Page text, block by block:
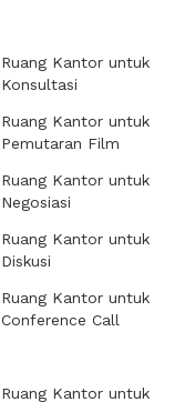
Ruang Kantor untuk
Konsultasi
Ruang Kantor untuk
Pemutaran Film
Ruang Kantor untuk
Negosiasi
Ruang Kantor untuk
Diskusi
Ruang Kantor untuk
Conference Call
Ruang Kantor untuk